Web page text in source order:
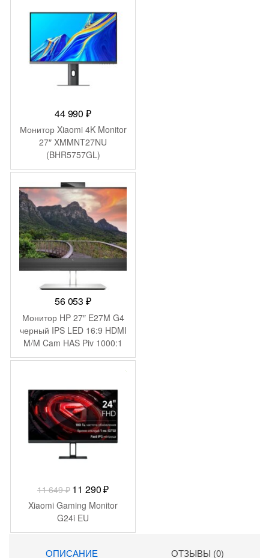
44 990₽
Монитор Xiaomi 4K Monitor
27″ XMMNT27NU
(BHR5757GL)
56 053₽
Монитор HP 27″ E27M G4
черный IPS LED 16:9 HDMI
M/M Cam HAS Piv 1000:1
300cd 178гр/178гр
11 649₽ Первоначальная
цена
составляла
11
649 ₽.
11 290₽Текущая
цена:
290 ₽.
Xiaomi Gaming Monitor
G24i EU
ОПИСАНИЕ ОТЗЫВЫ (0)